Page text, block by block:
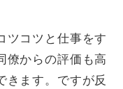
ツコツと仕事をす
僚からの評価も高
きます。ですが反